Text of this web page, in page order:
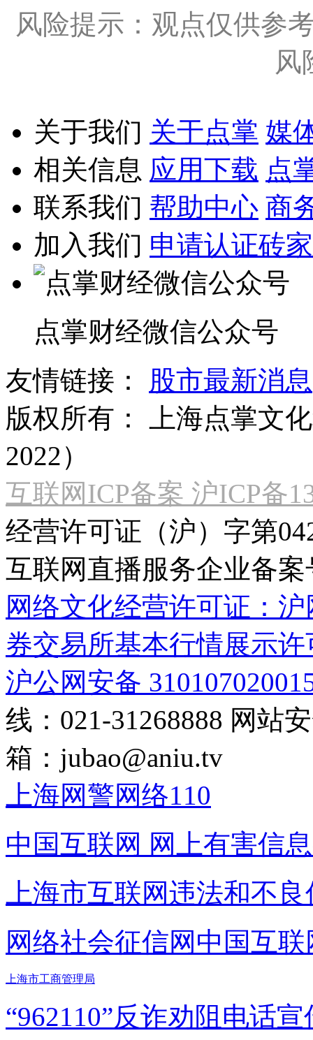
风险提示：观点仅供参
风
关于我们 关于点掌 媒
相关信息 应用下载 点
联系我们 帮助中心 商
加入我们 申请认证砖家
点掌财经微信公众号
友情链接：
股市最新消息
版权所有：
上海点掌文
2022）
互联网ICP备案 沪ICP备
经营许可证（沪）字第
互联网直播服务企业备案
网络文化经营许可证：
券交易所基本行情展示许
沪公网安备
线：021-31268888 网站
箱： jubao@aniu.tv
上海网警网络110
中国互联网 网上有害信
上海市互联网违法和不
网络社会征信网 中国互
上海市工商管理局
“962110”反诈劝阻电话宣